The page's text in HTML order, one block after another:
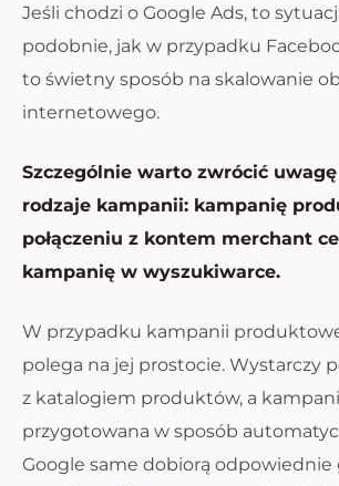
Jeśli chodzi o Google Ads, to
podobnie, jak w przypadku
to świetny sposób na skalowanie
internetowego.
Szczególnie warto zwrócić
rodzaje kampanii: kampanię
połączeniu z kontem merchant
kampanię w wyszukiwarce.
W przypadku kampanii
polega na jej prostocie. Wystarczy
z katalogiem produktów, a
przygotowana w sposób
Google same dobiorą odpowiednie